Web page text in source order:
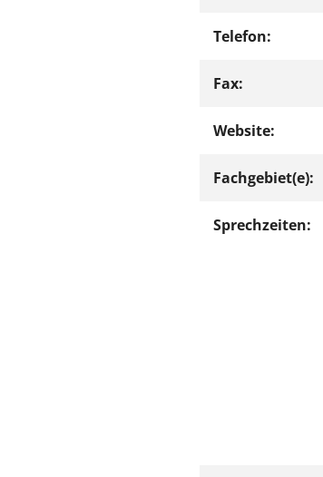
Telefon:
Fax:
Website:
Fachgebiet(e):
Sprechzeiten: